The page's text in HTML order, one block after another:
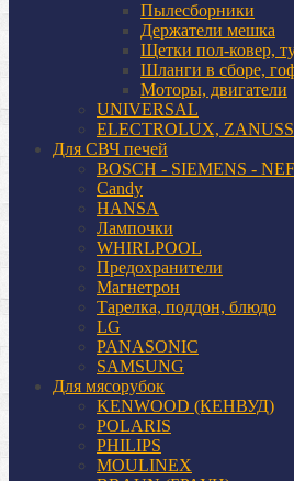
Пылесборники
Держатели мешка
Щетки пол-ковер,
Шланги в сборе,
Моторы, двигатели
UNIVERSAL
ELECTROLUX,
Для СВЧ печей
BOSCH - SIEMENS -
Candy
HANSA
Лампочки
WHIRLPOOL
Предохранители
Магнетрон
Тарелка, поддон, блюдо
LG
PANASONIC
SAMSUNG
Для мясорубок
KENWOOD (КЕНВУД)
POLARIS
PHILIPS
MOULINEX